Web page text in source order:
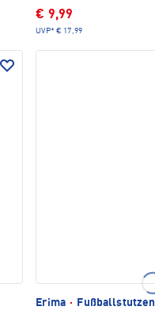
€ 9,99
UVP* € 17,99
Erima ·
Fußballstutzen